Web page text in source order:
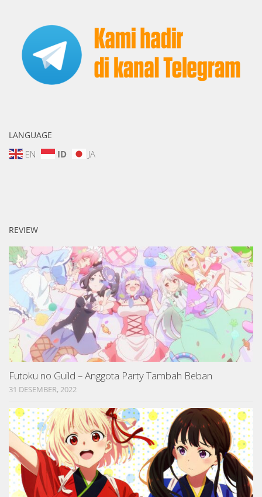
LANGUAGE
EN ID JA
REVIEW
Futoku no Guild – Anggota Party Tambah Beban
31 DESEMBER, 2022